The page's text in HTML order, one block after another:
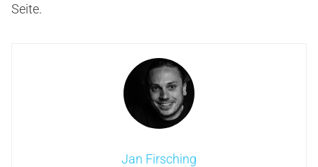
Seite.
Jan Firsching